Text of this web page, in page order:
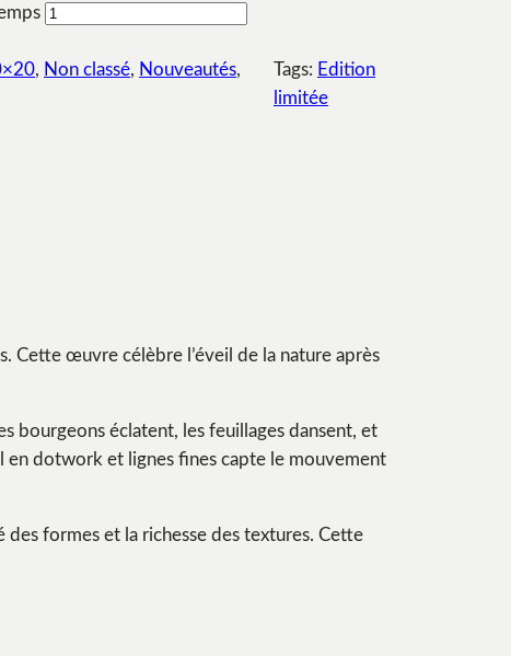
, Non classé, Nouveautés Tags: Edition
limitée
Cette œuvre célèbre l’éveil de la nature après
bourgeons éclatent, les feuillages dansent, et
en dotwork et lignes fines capte le mouvement
des formes et la richesse des textures. Cette